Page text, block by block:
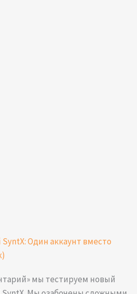
Один аккаунт вместо
мы тестируем новый